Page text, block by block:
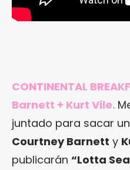
CONTINENTAL
Barnett + Kurt Vile.
juntado para sacar
Courtney Barnett y
publicarán “Lotta